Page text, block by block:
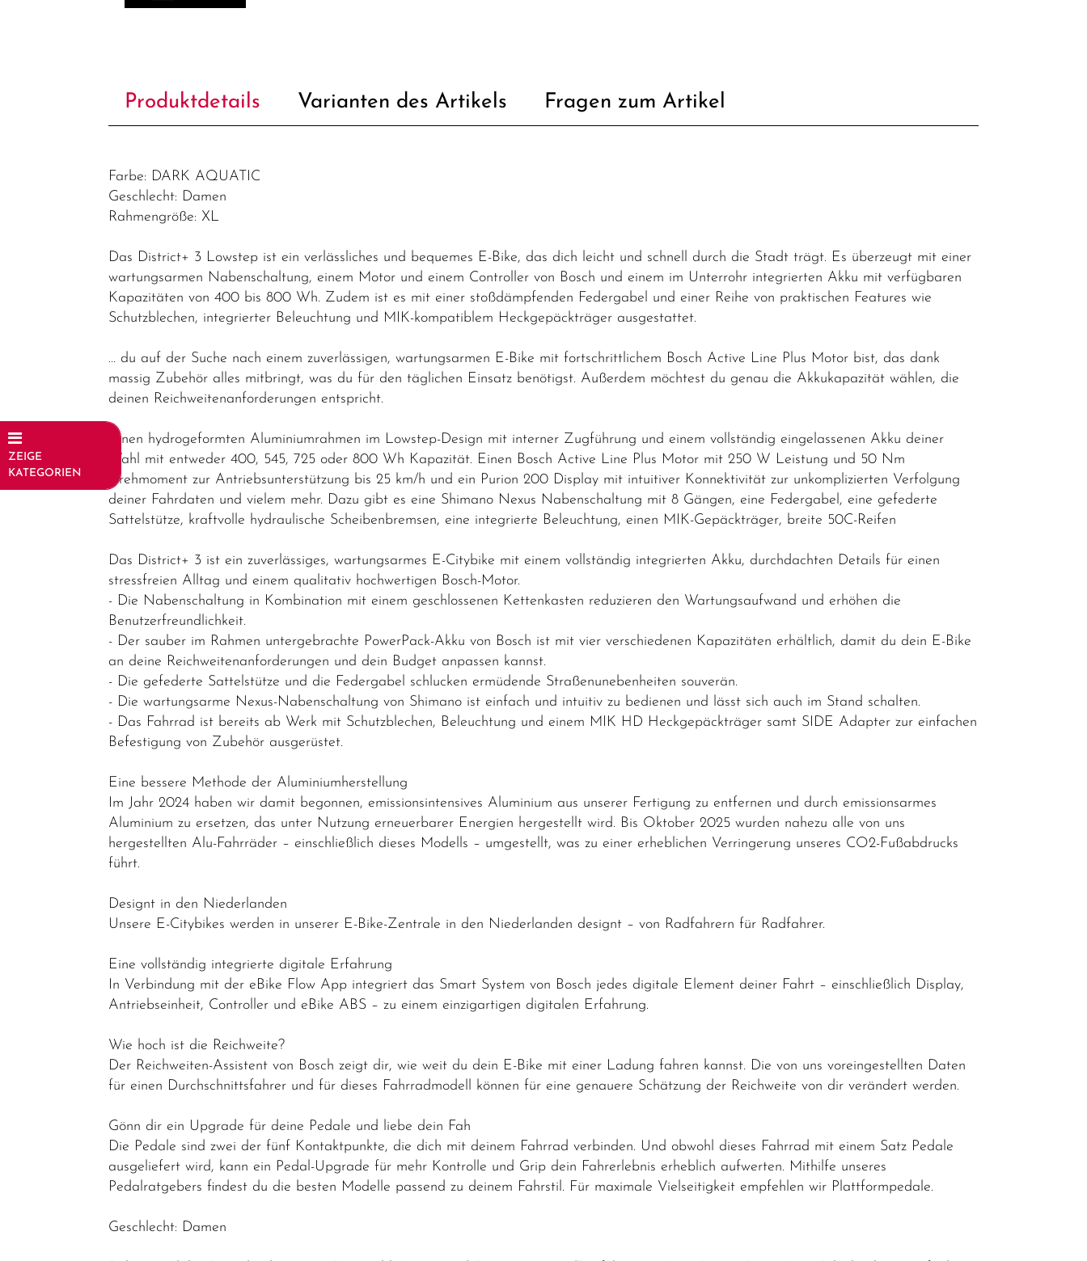
ZEIGE
KATEGORIEN
Mountainbikes
Produktdetails Varianten des Artikels Fragen zum Artikel
Farbe: DARK AQUATIC
Geschlecht: Damen
Rahmengröße: XL
Das District+ 3 Lowstep ist ein verlässliches und bequemes E-Bike, das dich leicht und schnell durch die Stadt trägt. Es überzeugt mit einer
wartungsarmen Nabenschaltung, einem Motor und einem Controller von Bosch und einem im Unterrohr integrierten Akku mit verfügbaren
Kapazitäten von 400 bis 800 Wh. Zudem ist es mit einer stoßdämpfenden Federgabel und einer Reihe von praktischen Features wie
Schutzblechen, integrierter Beleuchtung und MIK-kompatiblem Heckgepäckträger ausgestattet.
… du auf der Suche nach einem zuverlässigen, wartungsarmen E-Bike mit fortschrittlichem Bosch Active Line Plus Motor bist, das dank
massig Zubehör alles mitbringt, was du für den täglichen Einsatz benötigst. Außerdem möchtest du genau die Akkukapazität wählen, die
deinen Reichweitenanforderungen entspricht.
Einen hydrogeformten Aluminiumrahmen im Lowstep-Design mit interner Zugführung und einem vollständig eingelassenen Akku deiner
Wahl mit entweder 400, 545, 725 oder 800 Wh Kapazität. Einen Bosch Active Line Plus Motor mit 250 W Leistung und 50 Nm
Drehmoment zur Antriebsunterstützung bis 25 km/h und ein Purion 200 Display mit intuitiver Konnektivität zur unkomplizierten Verfolgung
deiner Fahrdaten und vielem mehr. Dazu gibt es eine Shimano Nexus Nabenschaltung mit 8 Gängen, eine Federgabel, eine gefederte
Sattelstütze, kraftvolle hydraulische Scheibenbremsen, eine integrierte Beleuchtung, einen MIK-Gepäckträger, breite 50C-Reifen
Das District+ 3 ist ein zuverlässiges, wartungsarmes E-Citybike mit einem vollständig integrierten Akku, durchdachten Details für einen
stressfreien Alltag und einem qualitativ hochwertigen Bosch-Motor.
- Die Nabenschaltung in Kombination mit einem geschlossenen Kettenkasten reduzieren den Wartungsaufwand und erhöhen die
Benutzerfreundlichkeit.
- Der sauber im Rahmen untergebrachte PowerPack-Akku von Bosch ist mit vier verschiedenen Kapazitäten erhältlich, damit du dein E-Bike
an deine Reichweitenanforderungen und dein Budget anpassen kannst.
- Die gefederte Sattelstütze und die Federgabel schlucken ermüdende Straßenunebenheiten souverän.
- Die wartungsarme Nexus-Nabenschaltung von Shimano ist einfach und intuitiv zu bedienen und lässt sich auch im Stand schalten.
- Das Fahrrad ist bereits ab Werk mit Schutzblechen, Beleuchtung und einem MIK HD Heckgepäckträger samt SIDE Adapter zur einfachen
Befestigung von Zubehör ausgerüstet.
Eine bessere Methode der Aluminiumherstellung
Im Jahr 2024 haben wir damit begonnen, emissionsintensives Aluminium aus unserer Fertigung zu entfernen und durch emissionsarmes
Aluminium zu ersetzen, das unter Nutzung erneuerbarer Energien hergestellt wird. Bis Oktober 2025 wurden nahezu alle von uns
hergestellten Alu-Fahrräder – einschließlich dieses Modells – umgestellt, was zu einer erheblichen Verringerung unseres CO2-Fußabdrucks
führt.
Designt in den Niederlanden
Unsere E-Citybikes werden in unserer E-Bike-Zentrale in den Niederlanden designt – von Radfahrern für Radfahrer.
Eine vollständig integrierte digitale Erfahrung
In Verbindung mit der eBike Flow App integriert das Smart System von Bosch jedes digitale Element deiner Fahrt – einschließlich Display,
Antriebseinheit, Controller und eBike ABS – zu einem einzigartigen digitalen Erfahrung.
Wie hoch ist die Reichweite?
Der Reichweiten-Assistent von Bosch zeigt dir, wie weit du dein E-Bike mit einer Ladung fahren kannst. Die von uns voreingestellten Daten
für einen Durchschnittsfahrer und für dieses Fahrradmodell können für eine genauere Schätzung der Reichweite von dir verändert werden.
Gönn dir ein Upgrade für deine Pedale und liebe dein Fah
Die Pedale sind zwei der fünf Kontaktpunkte, die dich mit deinem Fahrrad verbinden. Und obwohl dieses Fahrrad mit einem Satz Pedale
ausgeliefert wird, kann ein Pedal-Upgrade für mehr Kontrolle und Grip dein Fahrerlebnis erheblich aufwerten. Mithilfe unseres
Pedalratgebers findest du die besten Modelle passend zu deinem Fahrstil. Für maximale Vielseitigkeit empfehlen wir Plattformpedale.
Geschlecht: Damen